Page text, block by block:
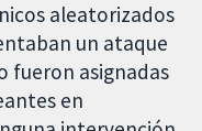
aleatorizados
un ataque
fueron asignadas
en